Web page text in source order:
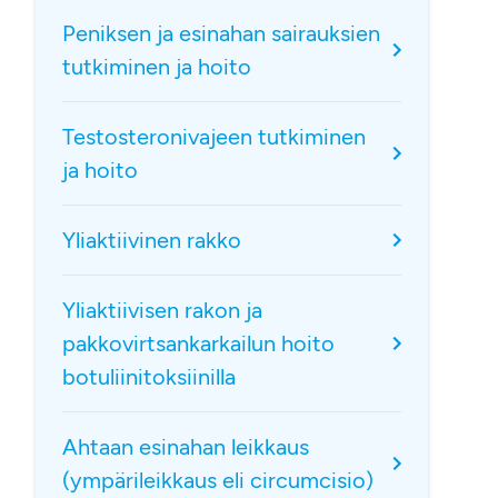
Peniksen ja esinahan sairauksien
tutkiminen ja hoito
Testosteronivajeen tutkiminen
ja hoito
Yliaktiivinen rakko
Yliaktiivisen rakon ja
pakkovirtsankarkailun hoito
botuliinitoksiinilla
Ahtaan esinahan leikkaus
(ympärileikkaus eli circumcisio)